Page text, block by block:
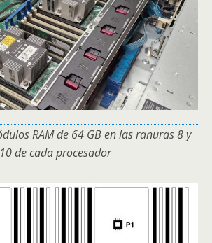
RAM de 64 GB en las ranuras 8 y
10 de cada procesador